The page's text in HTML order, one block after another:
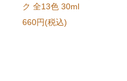
ク 全13色 30ml
660円(税込)